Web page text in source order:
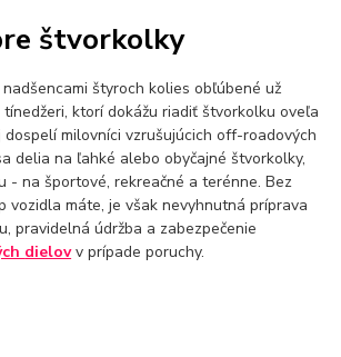
štvorkolky
štyroch kolies obľúbené už
tínedžeri, ktorí dokážu riadiť štvorkolku oveľa
milovníci vzrušujúcich off-roadových
delia na ľahké alebo obyčajné štvorkolky,
- na športové, rekreačné a terénne. Bez
vozidla máte, je však nevyhnutná príprava
pravidelná údržba a zabezpečenie
dielovv prípade poruchy.